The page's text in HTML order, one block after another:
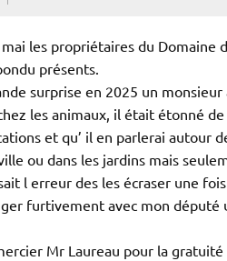
les propriétaires du
présents.
surprise en 2025 un
les animaux, il était étonné
et qu’ il en parlerai autour
ou dans les jardins mais
l erreur des les écraser une
furtivement avec mon
Mr Laureau pour la